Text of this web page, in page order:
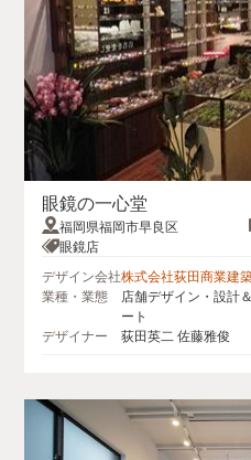
眼鏡の一心堂
福岡県福岡市早良区
眼鏡店
デザイン会社株式会社荻田商業建
業種・業態
店舗デザイン・設計
ート
デザイナー
荻田英二 佐藤雅俊